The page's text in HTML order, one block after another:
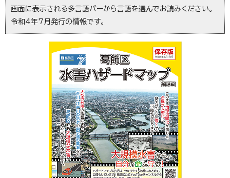
画面に表示される多言語バーから言語を選んでお読みください。
令和4年7月発行の情報です。